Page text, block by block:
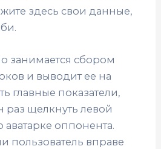
здесь свои данные,
занимается сбором
и выводит ее на
главные показатели,
щелкнуть левой
оппонента.
пользователь вправе